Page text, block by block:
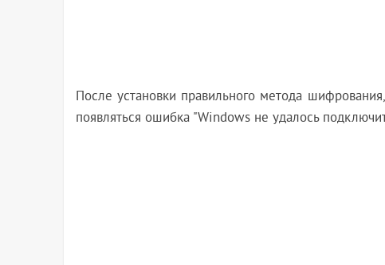
После установки правильного метода
появляться ошибка "Windows не удалось